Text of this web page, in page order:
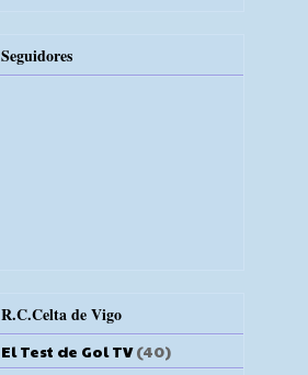
Seguidores
R.C.Celta de Vigo
El Test de Gol TV (40)